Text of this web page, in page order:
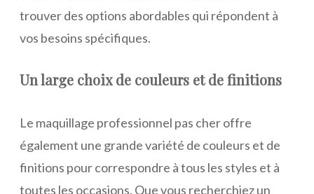
trouver des options abordables qui répondent à
vos besoins spécifiques.
Un large choix de couleurs et de finitions
Le maquillage professionnel pas cher offre
également une grande variété de couleurs et de
finitions pour correspondre à tous les styles et à
toutes les occasions. Que vous recherchiez un